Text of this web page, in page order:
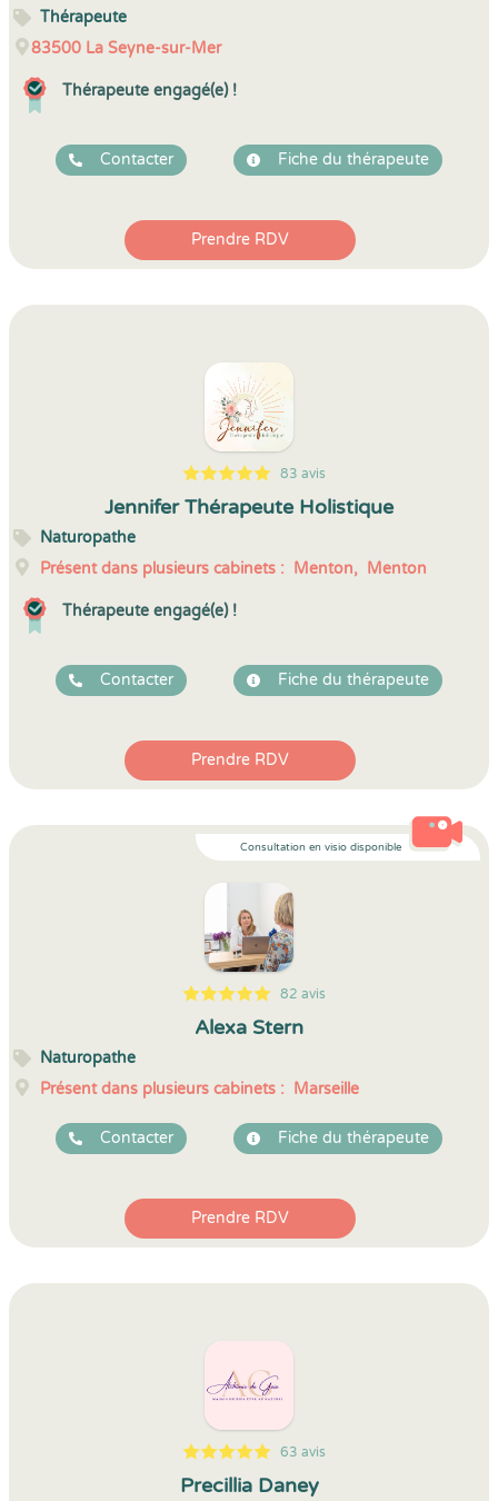
Thérapeute
83500 La Seyne-sur-Mer
Thérapeute engagé(e) !
Contacter Fiche du thérapeute
Prendre RDV
5
1
5
83 83 avis
Jennifer Thérapeute Holistique
Naturopathe
Présent dans plusieurs cabinets : Menton, Menton
Thérapeute engagé(e) !
Contacter Fiche du thérapeute
Prendre RDV
Consultation en visio disponible
5
1
5
82 82 avis
Alexa Stern
Naturopathe
Présent dans plusieurs cabinets : Marseille
Contacter Fiche du thérapeute
Prendre RDV
5
1
5
63 63 avis
Precillia Daney